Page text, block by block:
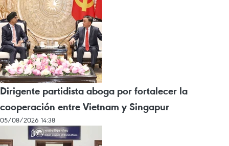
Dirigente partidista aboga por fortalecer la
cooperación entre Vietnam y Singapur
05/08/2026 14:38